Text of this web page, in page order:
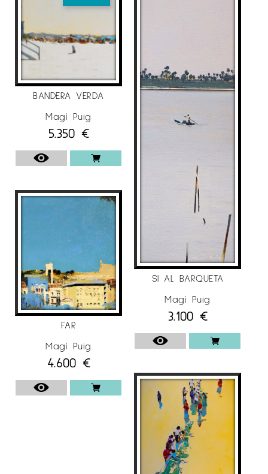
Sala Parés, Barcelona
2011
Galerie Ariel Sibony, París
Galerie Ariel Sibony, París
Sala Parés, Barcelona
Galerie Ariel Sibony, París
2008
Sala Parés, Barcelona
Galerie Ariel Sibony, París
2007Galerie Ariel Sibony, París
2006Galerie Ariel Sibony, París
2006Sala Parés, Barcelona
Galerie de l’Ancien Courrier, Montpelier
Galerie Ariel Sibony, París
Stricoff Fine Art, Nueva York
Museu Eduard Camps, Guissona
Galerie Ariel Sibony, París
BANDERA VERDA
Magí Puig
5.350 €
FAR
Magí Puig
4.600 €
SI AL BARQUETA
Magí Puig
3.100 €